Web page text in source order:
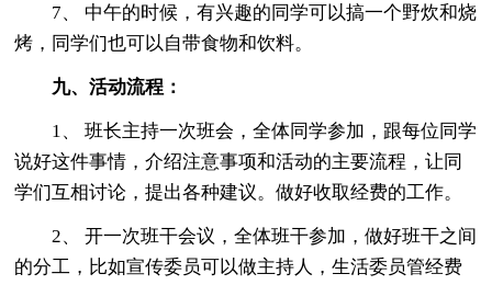
7、 中午的时候，有兴趣的同学可以搞一个野炊和烧
烤，同学们也可以自带食物和饮料。
九、活动流程：
1、 班长主持一次班会，全体同学参加，跟每位同学
说好这件事情，介绍注意事项和活动的主要流程，让同
学们互相讨论，提出各种建议。做好收取经费的工作。
2、 开一次班干会议，全体班干参加，做好班干之间
的分工，比如宣传委员可以做主持人，生活委员管经费